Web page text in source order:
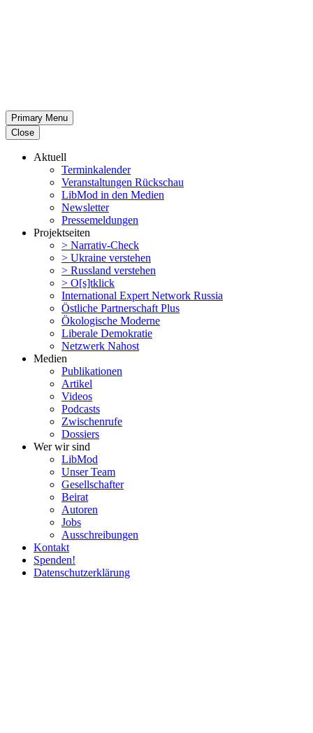
Primary Menu
Close
Aktuell
Termin­ka­lender
Veran­stal­tungen Rückschau
LibMod in den Medien
Newsletter
Presse­mel­dungen
Projekt­seiten
> Narrativ-Check
> Ukraine verstehen
> Russland verstehen
> O[s]tklick
Inter­na­tional Expert Network Russia
Östliche Partner­schaft Plus
Ökolo­gische Moderne
Liberale Demokratie
Netzwerk Nahost
Medien
Publi­ka­tionen
Artikel
Videos
Podcasts
Zwischenrufe
Dossiers
Wer wir sind
LibMod
Unser Team
Gesell­schafter
Beirat
Autoren
Jobs
Ausschrei­bungen
Kontakt
Spenden!
Daten­schutz­er­klärung